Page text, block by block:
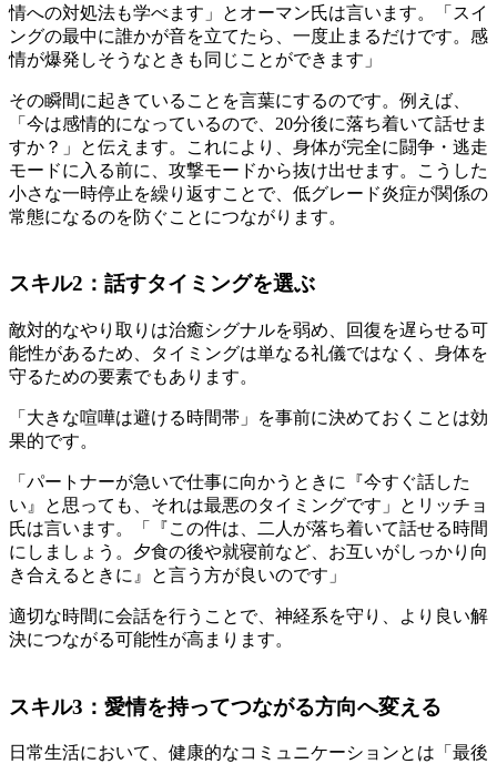
情への対処法も学べます」とオーマン氏は言います。「スイ
ングの最中に誰かが音を立てたら、一度止まるだけです。感
情が爆発しそうなときも同じことができます」
その瞬間に起きていることを言葉にするのです。例えば、
「今は感情的になっているので、20分後に落ち着いて話せま
すか？」と伝えます。これにより、身体が完全に闘争・逃走
モードに入る前に、攻撃モードから抜け出せます。こうした
小さな一時停止を繰り返すことで、低グレード炎症が関係の
常態になるのを防ぐことにつながります。
スキル2：話すタイミングを選ぶ
敵対的なやり取りは治癒シグナルを弱め、回復を遅らせる可
能性があるため、タイミングは単なる礼儀ではなく、身体を
守るための要素でもあります。
「大きな喧嘩は避ける時間帯」を事前に決めておくことは効
果的です。
「パートナーが急いで仕事に向かうときに『今すぐ話した
い』と思っても、それは最悪のタイミングです」とリッチョ
氏は言います。「『この件は、二人が落ち着いて話せる時間
にしましょう。夕食の後や就寝前など、お互いがしっかり向
き合えるときに』と言う方が良いのです」
適切な時間に会話を行うことで、神経系を守り、より良い解
決につながる可能性が高まります。
スキル3：愛情を持ってつながる方向へ変える
日常生活において、健康的なコミュニケーションとは「最後